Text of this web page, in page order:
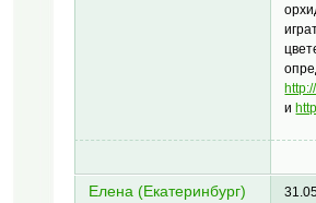
и
Елена (Екатеринбург)